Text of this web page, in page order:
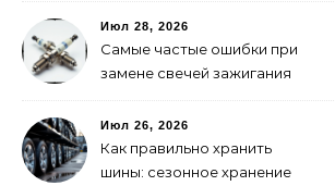
Июл 28, 2026
Самые частые ошибки при
замене свечей зажигания
Июл 26, 2026
Как правильно хранить
шины: сезонное хранение